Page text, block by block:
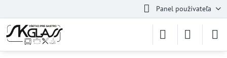
Panel používateľa